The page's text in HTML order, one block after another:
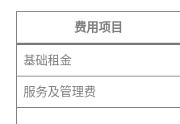
费用项目
基础租金
服务及管理费